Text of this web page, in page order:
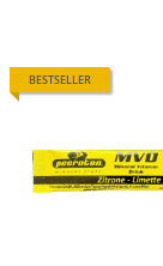
BESTSELLER